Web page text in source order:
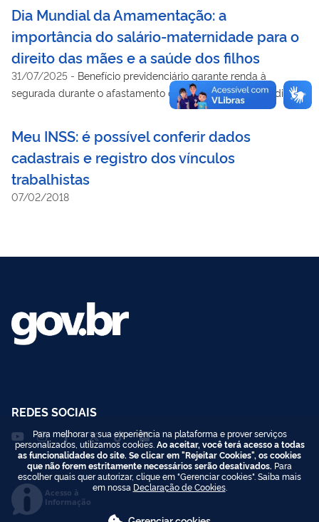
Dia Mundial da Amamentação: a
importância do salário-maternidade para o
direito das mães e a saúde dos filhos
31/07/2025 - Benefício previdenciário garante renda à
segurada durante o afastamento do trabalho para se dedicar
Meu INSS: é possível conferir dados
cadastrais e registro dos vínculos
trabalhistas
07/02/2018
REDES SOCIAIS
Acesso à
Informação
Para melhorar a sua experiência na plataforma e prover serviços
personalizados, utilizamos cookies. Ao aceitar, você terá acesso a todas
as funcionalidades do site. Se clicar em "Rejeitar Cookies", os cookies
que não forem estritamente necessários serão desativados. Para
escolher quais quer autorizar, clique em "Gerenciar cookies". Saiba mais
em nossa Declaração de Cookies.